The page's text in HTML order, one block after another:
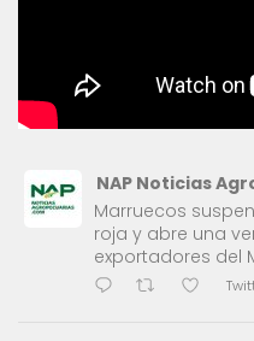
NAP Noticias
Marruecos
roja y abre una
exportadores del